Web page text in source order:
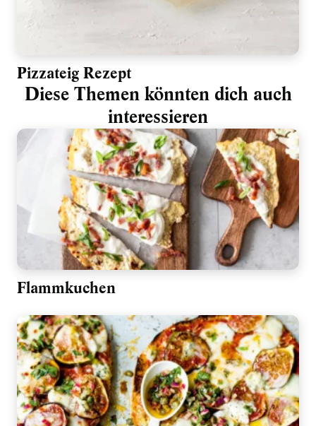
Pizzateig Rezept
Diese Themen könnten dich auch
interessieren
Flammkuchen